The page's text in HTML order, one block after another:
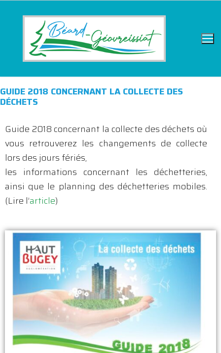
GUIDE 2018 CONCERNANT LA COLLECTE DES
DÉCHETS
Guide 2018 concernant la collecte des déchets où
vous retrouverez les changements de collecte
lors des jours fériés,
les informations concernant les déchetteries,
ainsi que le planning des déchetteries mobiles.
(Lire l’article)